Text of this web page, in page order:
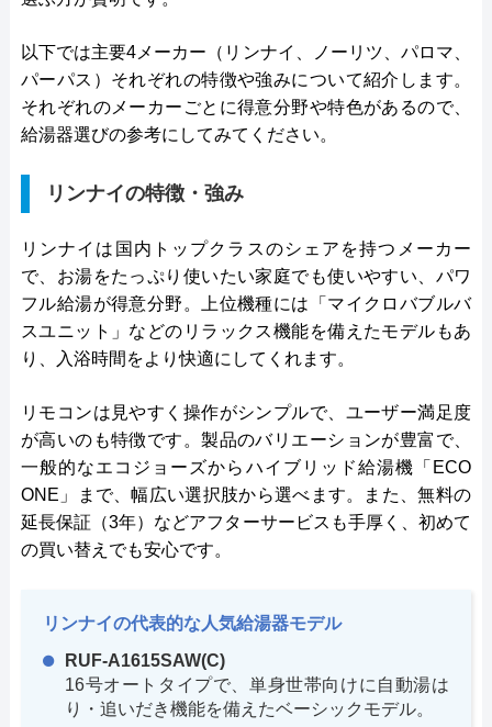
以下では主要4メーカー（リンナイ、ノーリツ、パロマ、
パーパス）それぞれの特徴や強みについて紹介します。
それぞれのメーカーごとに得意分野や特色があるので、
給湯器選びの参考にしてみてください。
リンナイの特徴・強み
リンナイは国内トップクラスのシェアを持つメーカー
で、お湯をたっぷり使いたい家庭でも使いやすい、パワ
フル給湯が得意分野。上位機種には「マイクロバブルバ
スユニット」などのリラックス機能を備えたモデルもあ
り、入浴時間をより快適にしてくれます。
リモコンは見やすく操作がシンプルで、ユーザー満足度
が高いのも特徴です。製品のバリエーションが豊富で、
一般的なエコジョーズからハイブリッド給湯機「ECO
ONE」まで、幅広い選択肢から選べます。また、無料の
延長保証（3年）などアフターサービスも手厚く、初めて
の買い替えでも安心です。
リンナイの代表的な人気給湯器モデル
RUF-A1615SAW(C)
16号オートタイプで、単身世帯向けに自動湯は
り・追いだき機能を備えたベーシックモデル。